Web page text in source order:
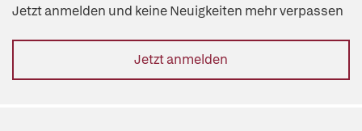
Jetzt anmelden und keine Neuigkeiten mehr verpassen
Jetzt anmelden